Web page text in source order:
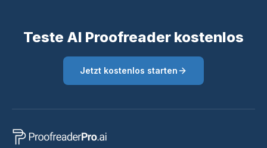
Teste AI Proofreader kostenlos
Jetzt kostenlos starten